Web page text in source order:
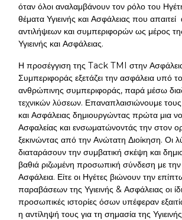
όταν όλοι αναλαμβάνουν τον ρόλο του
θέματα Υγιεινής και Ασφάλειας που απαιτεί
αντιλήψεων και συμπεριφορών ως μέρος
Υγιεινής και Ασφάλειας.
Η προσέγγιση της Tack TMI στην
Συμπεριφοράς εξετάζει την ασφάλεια υπό
ανθρώπινης συμπεριφοράς, παρά μέσω
τεχνικών λύσεων. Επαναπλαισιώνουμε τους
και Ασφάλειας δημιουργώντας πρώτα μια
Ασφαλείας και ενσωματώνοντάς την στον
ξεκινώντας από την Ανώτατη Διοίκηση. Οι
διαταράσουν την συμβατική σκέψη και
βαθιά ριζωμένη προσωπική σύνδεση με την
Ασφάλεια. Είτε οι Ηγέτες βιώνουν την
παραβάσεων της Υγιεινής & Ασφάλειας οι
προσωπικές ιστορίες όσων υπέφεραν
η αντίληψή τους για τη σημασία της